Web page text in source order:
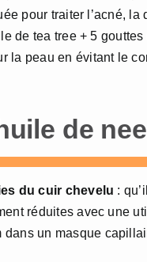
pour traiter l’acné,
de tea tree + 5
la peau en évitant le
de
du cuir chevelu :
réduites avec une
dans un masque